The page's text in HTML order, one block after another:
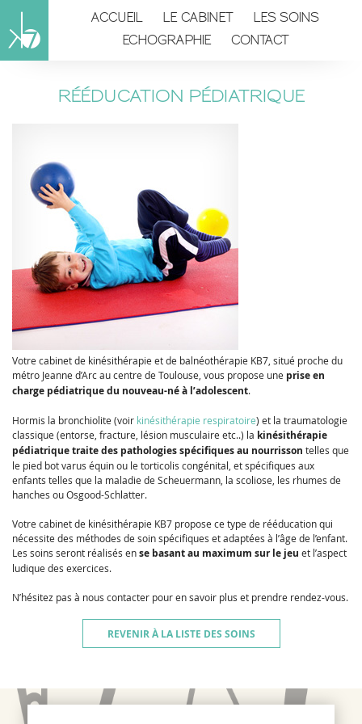
ACCUEIL LE CABINET
LES SOINS
ECHOGRAPHIE
CONTACT
RÉÉDUCATION PÉDIATRIQUE
Votre cabinet de kinésithérapie et de balnéothérapie KB7, situé proche du
métro Jeanne d’Arc au centre de Toulouse, vous propose une prise en
charge pédiatrique du nouveau-né à l’adolescent.
Hormis la bronchiolite (voir kinésithérapie respiratoire) et la traumatologie
classique (entorse, fracture, lésion musculaire etc..) la kinésithérapie
pédiatrique traite des pathologies spécifiques au nourrisson telles que
le pied bot varus équin ou le torticolis congénital, et spécifiques aux
enfants telles que la maladie de Scheuermann, la scoliose, les rhumes de
hanches ou Osgood-Schlatter.
Votre cabinet de kinésithérapie KB7 propose ce type de rééducation qui
nécessite des méthodes de soin spécifiques et adaptées à l’âge de l’enfant.
Les soins seront réalisés ense basant au maximum sur le jeu et l’aspect
ludique des exercices.
N’hésitez pas à nous contacter pour en savoir plus et prendre rendez-vous.
REVENIR À LA LISTE DES SOINS